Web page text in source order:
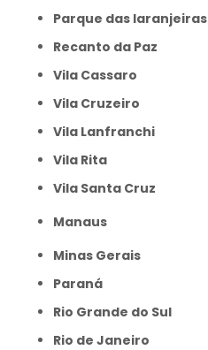
Parque das laranjeiras
Recanto da Paz
Vila Cassaro
Vila Cruzeiro
Vila Lanfranchi
Vila Rita
Vila Santa Cruz
Manaus
Minas Gerais
Paraná
Rio Grande do Sul
Rio de Janeiro